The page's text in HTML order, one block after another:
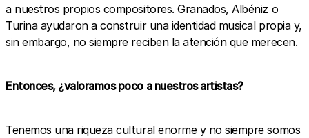
a nuestros propios compositores. Granados, Albéniz o
Turina ayudaron a construir una identidad musical propia y,
sin embargo, no siempre reciben la atención que merecen.
Entonces, ¿valoramos poco a nuestros artistas?
Tenemos una riqueza cultural enorme y no siempre somos